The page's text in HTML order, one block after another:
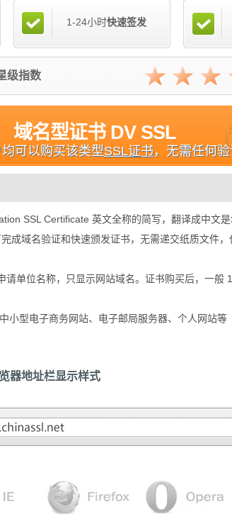
1-24小时快速签发
级指数
域名型证书 DV SSL
可以购买该类型SSL证书，无需任何
SSL Certificate 英文全称的简写，翻译成中文
成域名验证和快速颁发证书，无需递交纸质文件
请单位名称，只显示网站域名。证书购买后，一般
小型电子商务网站、电子邮局服务器、个人网站等
器地址栏显示样式